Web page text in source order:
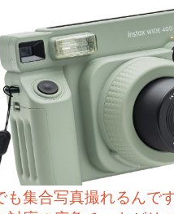
も集合写真撮れるんで